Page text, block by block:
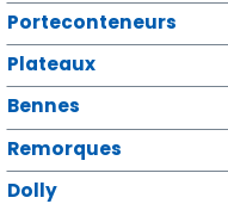
Porteconteneurs
Plateaux
Bennes
Remorques
Dolly